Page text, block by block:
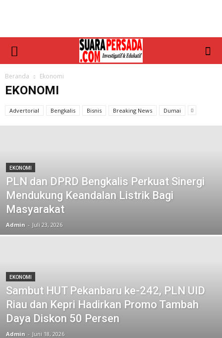
Beranda Ekonomi
EKONOMI
Advertorial Bengkalis Bisnis Breaking News Dumai
EKONOMI
PLN dan DPRD Bengkalis Perkuat Sinergi
Mendukung Keandalan Listrik Bagi
Masyarakat
Admin - Juli 23, 2026
EKONOMI
Sambut HUT Pekanbaru ke-242, PLN UID
Riau dan Kepri Hadirkan Promo Tambah
Daya Diskon 50 Persen
Admin - Juni 18, 2026